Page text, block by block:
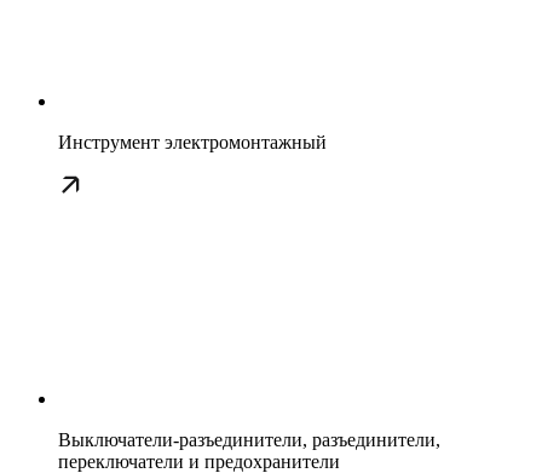
Инструмент электромонтажный
Выключатели-разъединители, разъединители,
переключатели и предохранители